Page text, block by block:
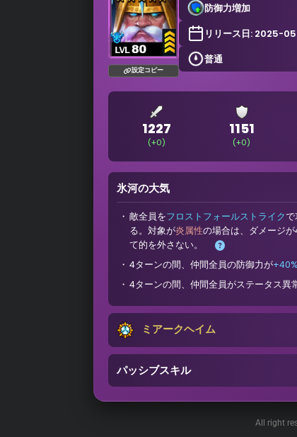
設定コピー
防御力増加
リリース日: 2025-
普通
1227
(+0)
1151
(+0)
氷河の大気
敵全員をフロストフォールストライクで
る。対象が炎属性の場合は、ダメージ
て的を外さない。
4ターンの間、仲間全員の防御力が+40%
4ターンの間、仲間全員がステータス異
ミアークヘイム
パッシブスキル
All right